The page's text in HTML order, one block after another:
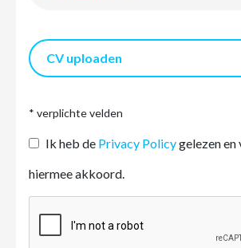
CV uploaden
* verplichte velden
Ik heb de Privacy Policygelezen
hiermee akkoord.